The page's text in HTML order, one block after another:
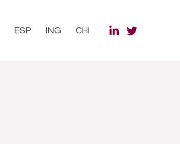
ESP ING CHI